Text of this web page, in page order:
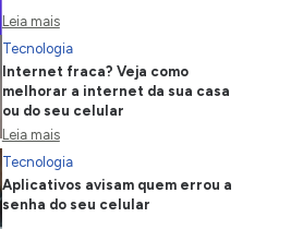
Leia mais
Tecnologia
Internet fraca? Veja como
melhorar a internet da sua casa
ou do seu celular
Leia mais
Tecnologia
Aplicativos avisam quem errou a
senha do seu celular